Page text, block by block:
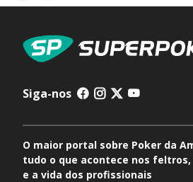
Siga-nos
O maior portal sobre Poker da
tudo o que acontece nos
e a vida dos profissionais